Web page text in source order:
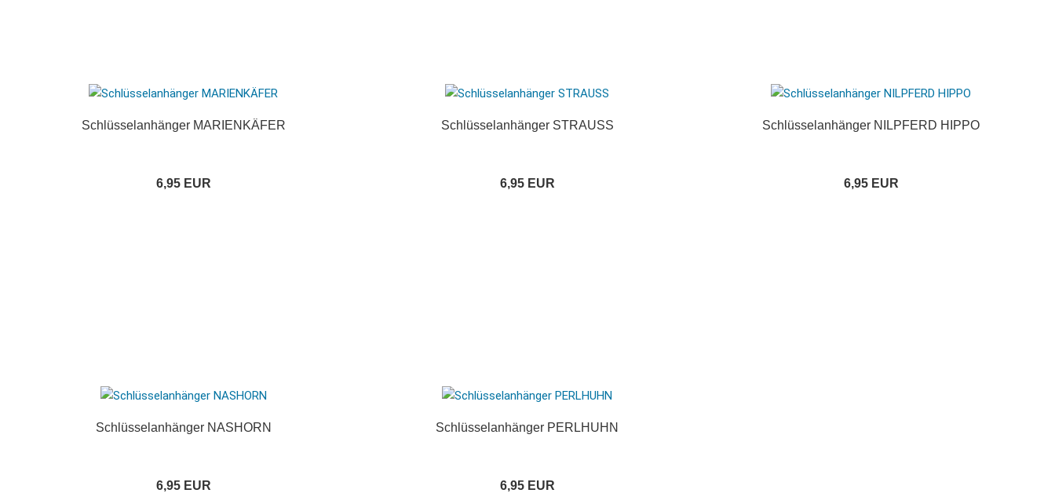
Schlüsselanhänger MARIENKÄFER
6,95 EUR
Schlüsselanhänger STRAUSS
6,95 EUR
Schlüsselanhänger NILPFERD HIPPO
6,95 EUR
Schlüsselanhänger NASHORN
6,95 EUR
Schlüsselanhänger PERLHUHN
6,95 EUR